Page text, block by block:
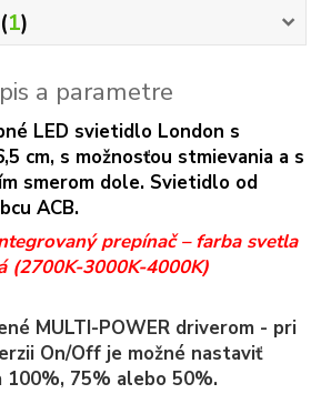
1
a parametre
LED svietidlo London s
cm, s možnosťou stmievania a s
smerom dole. Svietidlo od
ACB.
prepínač – farba svetla
(2700K-3000K-4000K)
MULTI-POWER driverom - pri
On/Off je možné nastaviť
75% alebo 50%.